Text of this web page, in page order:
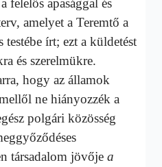
amelyet a Teremtő a
testébe írt; ezt a küldetést
és szerelmükre.
hogy az államok
ne hiányozzék a
polgári közösség
társadalom jövőjea